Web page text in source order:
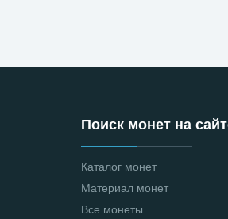
Поиск монет на
Каталог монет
Материал монет
Все монеты